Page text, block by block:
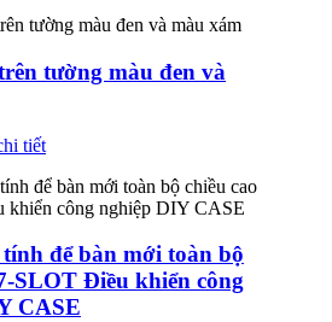
tường màu đen và
tiết
để bàn mới toàn bộ
SLOT Điều khiển công
CASE